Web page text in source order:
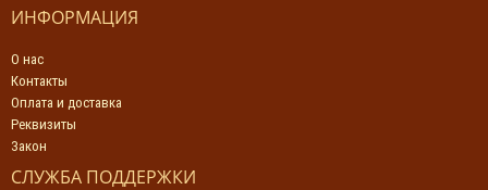
ИНФОРМАЦИЯ
О нас
Контакты
Оплата и доставка
Реквизиты
Закон
СЛУЖБА ПОДДЕРЖКИ